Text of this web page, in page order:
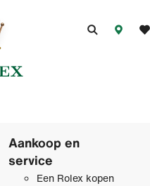
Aankoop en
service
Een Rolex kopen